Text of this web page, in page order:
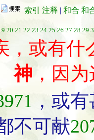
索引 注释 | 和合 和
20 21 22 23 24 25 26 27 28 29
，或有什
神，因
，或
不可献